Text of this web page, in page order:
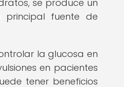
se produce un
principal fuente de
la glucosa en
en pacientes
tener beneficios